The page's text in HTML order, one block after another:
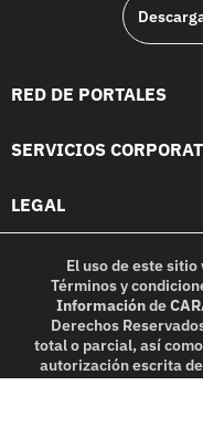
RED DE PORTALES
SERVICIOS
LEGAL
El uso de este
Términos y
Informaciónde
Derechos
total o parcial, así
autorización escrita
in part, or